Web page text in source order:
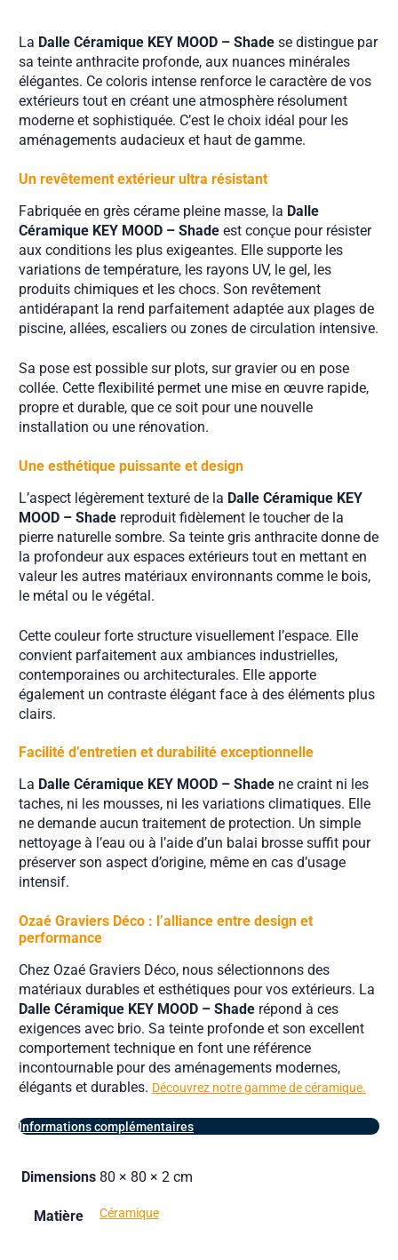
La Dalle Céramique KEY MOOD – Shadese distingue par
sa teinte anthracite profonde, aux nuances minérales
élégantes. Ce coloris intense renforce le caractère de vos
extérieurs tout en créant une atmosphère résolument
moderne et sophistiquée. C’est le choix idéal pour les
aménagements audacieux et haut de gamme.
Un revêtement extérieur ultra résistant
Fabriquée en grès cérame pleine masse, la Dalle
Céramique KEY MOOD – Shadeest conçue pour résister
aux conditions les plus exigeantes. Elle supporte les
variations de température, les rayons UV, le gel, les
produits chimiques et les chocs. Son revêtement
antidérapant la rend parfaitement adaptée aux plages de
piscine, allées, escaliers ou zones de circulation intensive.
Sa pose est possible sur plots, sur gravier ou en pose
collée. Cette flexibilité permet une mise en œuvre rapide,
propre et durable, que ce soit pour une nouvelle
installation ou une rénovation.
Une esthétique puissante et design
L’aspect légèrement texturé de la Dalle Céramique KEY
MOOD – Shadereproduit fidèlement le toucher de la
pierre naturelle sombre. Sa teinte gris anthracite donne de
la profondeur aux espaces extérieurs tout en mettant en
valeur les autres matériaux environnants comme le bois,
le métal ou le végétal.
Cette couleur forte structure visuellement l’espace. Elle
convient parfaitement aux ambiances industrielles,
contemporaines ou architecturales. Elle apporte
également un contraste élégant face à des éléments plus
clairs.
Facilité d’entretien et durabilité exceptionnelle
La Dalle Céramique KEY MOOD – Shadene craint ni les
taches, ni les mousses, ni les variations climatiques. Elle
ne demande aucun traitement de protection. Un simple
nettoyage à l’eau ou à l’aide d’un balai brosse suffit pour
préserver son aspect d’origine, même en cas d’usage
intensif.
Ozaé Graviers Déco : l’alliance entre design et
performance
Chez Ozaé Graviers Déco, nous sélectionnons des
matériaux durables et esthétiques pour vos extérieurs. La
Dalle Céramique KEY MOOD – Shaderépond à ces
exigences avec brio. Sa teinte profonde et son excellent
comportement technique en font une référence
incontournable pour des aménagements modernes,
élégants et durables. Découvrez notre gamme de céramique.
Informations complémentaires
Dimensions 80 × 80 × 2 cm
Matière Céramique